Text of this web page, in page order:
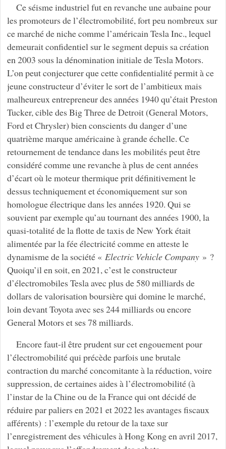
Ce séisme industriel fut en revanche une aubaine pour
les promoteurs de l’électromobilité, fort peu nombreux sur
ce marché de niche comme l’américain Tesla Inc., lequel
demeurait confidentiel sur le segment depuis sa création
en 2003 sous la dénomination initiale de Tesla Motors.
L’on peut conjecturer que cette confidentialité permit à ce
jeune constructeur d’éviter le sort de l’ambitieux mais
malheureux entrepreneur des années 1940 qu’était Preston
Tucker, cible des Big Three de Detroit (General Motors,
Ford et Chrysler) bien conscients du danger d’une
quatrième marque américaine à grande échelle. Ce
retournement de tendance dans les mobilités peut être
considéré comme une revanche à plus de cent années
d’écart où le moteur thermique prit définitivement le
dessus techniquement et économiquement sur son
homologue électrique dans les années 1920. Qui se
souvient par exemple qu’au tournant des années 1900, la
quasi-totalité de la flotte de taxis de New York était
alimentée par la fée électricité comme en atteste le
dynamisme de la société « Electric Vehicle Company» ?
Quoiqu’il en soit, en 2021, c’est le constructeur
d’électromobiles Tesla avec plus de 580 milliards de
dollars de valorisation boursière qui domine le marché,
loin devant Toyota avec ses 244 milliards ou encore
General Motors et ses 78 milliards.
Encore faut-il être prudent sur cet engouement pour
l’électromobilité qui précède parfois une brutale
contraction du marché concomitante à la réduction, voire
suppression, de certaines aides à l’électromobilité (à
l’instar de la Chine ou de la France qui ont décidé de
réduire par paliers en 2021 et 2022 les avantages fiscaux
afférents) : l’exemple du retour de la taxe sur
l’enregistrement des véhicules à Hong Kong en avril 2017,